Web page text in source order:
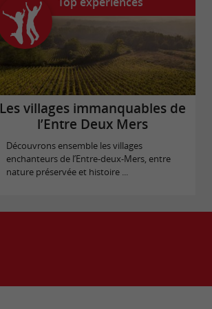
Les villages immanquables de
l’Entre Deux Mers
Découvrons ensemble les villages
enchanteurs de l’Entre-deux-Mers, entre
nature préservée et histoire ...